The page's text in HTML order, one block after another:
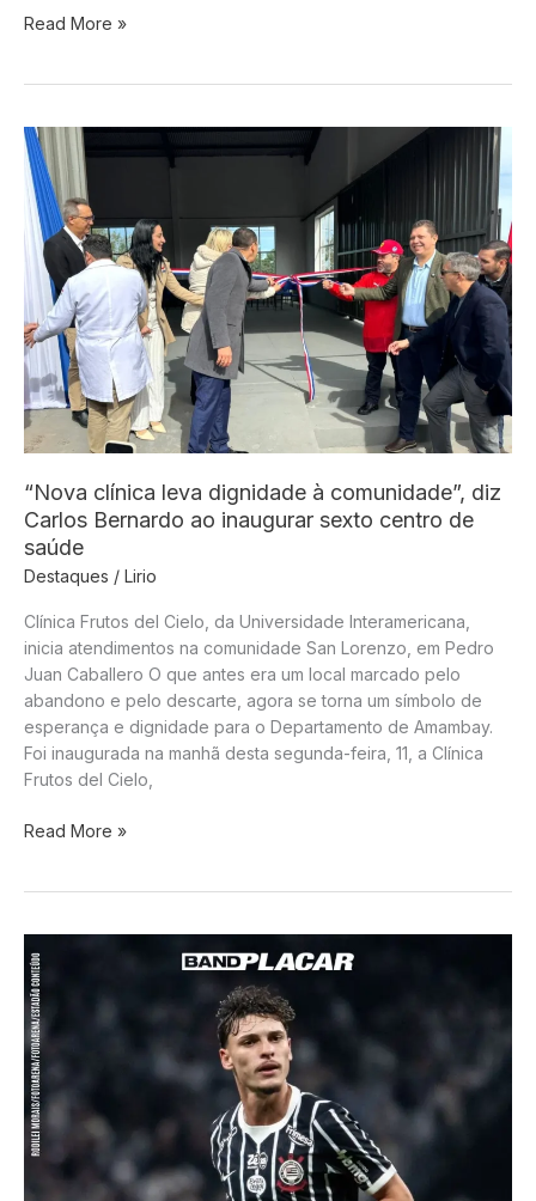
PF
Marcelo
Queiroz
teria
usado
causa
animal
esquema
de
fraudes
milionárias
no
Rio
Read More »
“Nova clínica leva dignidade à comunidade”, diz
Carlos Bernardo ao inaugurar sexto centro de
saúde
Destaques / Lirio
Clínica Frutos del Cielo, da Universidade Interamericana,
inicia atendimentos na comunidade San Lorenzo, em Pedro
Juan Caballero O que antes era um local marcado pelo
abandono e pelo descarte, agora se torna um símbolo de
esperança e dignidade para o Departamento de Amambay.
Foi inaugurada na manhã desta segunda-feira, 11, a Clínica
Frutos del Cielo,
“Nova
à
comunidade”,
diz
Carlos
Bernardo
ao
inaugurar
sexto
centro
Read More »